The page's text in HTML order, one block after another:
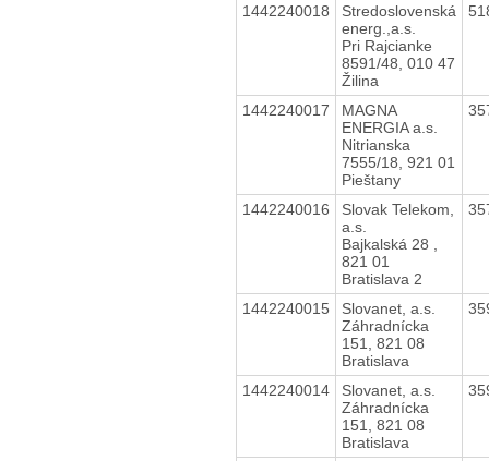
1442240018
Stredoslovenská
energ.,a.s.
Pri Rajcianke
8591/48, 010 47
Žilina
1442240017
MAGNA
ENERGIA a.s.
Nitrianska
7555/18, 921 01
Pieštany
1442240016
Slovak Telekom,
a.s.
Bajkalská 28 ,
821 01
Bratislava 2
1442240015
Slovanet, a.s.
Záhradnícka
151, 821 08
Bratislava
1442240014
Slovanet, a.s.
Záhradnícka
151, 821 08
Bratislava